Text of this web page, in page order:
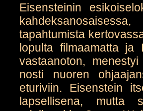
Eisensteinin
tapahtumista
lopulta filmaamatta ja
vastaanoton,
nosti nuoren
eturiviin. Eisenstein
lapsellisena, mutta